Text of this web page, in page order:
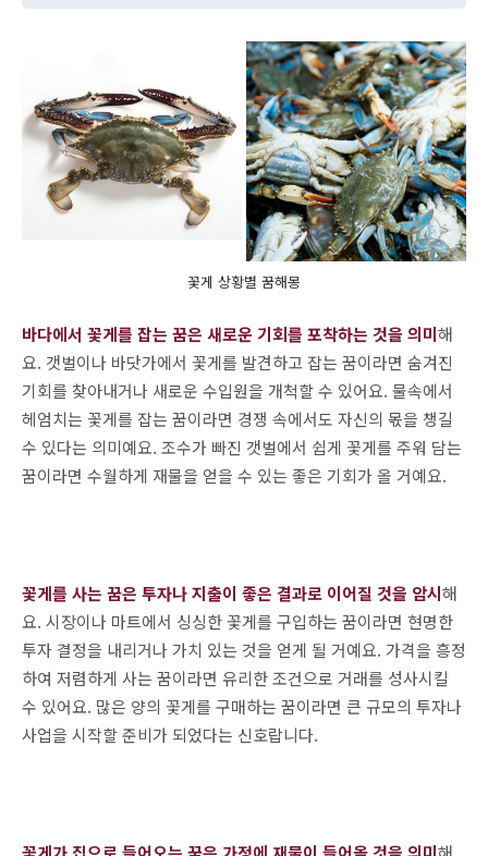
꽃게 상황별 꿈해몽
바다에서 꽃게를 잡는 꿈은 새로운 기회를 포착하는 것을 의미해
요. 갯벌이나 바닷가에서 꽃게를 발견하고 잡는 꿈이라면 숨겨진
기회를 찾아내거나 새로운 수입원을 개척할 수 있어요. 물속에서
헤엄치는 꽃게를 잡는 꿈이라면 경쟁 속에서도 자신의 몫을 챙길
수 있다는 의미예요. 조수가 빠진 갯벌에서 쉽게 꽃게를 주워 담는
꿈이라면 수월하게 재물을 얻을 수 있는 좋은 기회가 올 거예요.
꽃게를 사는 꿈은 투자나 지출이 좋은 결과로 이어질 것을 암시해
요. 시장이나 마트에서 싱싱한 꽃게를 구입하는 꿈이라면 현명한
투자 결정을 내리거나 가치 있는 것을 얻게 될 거예요. 가격을 흥정
하여 저렴하게 사는 꿈이라면 유리한 조건으로 거래를 성사시킬
수 있어요. 많은 양의 꽃게를 구매하는 꿈이라면 큰 규모의 투자나
사업을 시작할 준비가 되었다는 신호랍니다.